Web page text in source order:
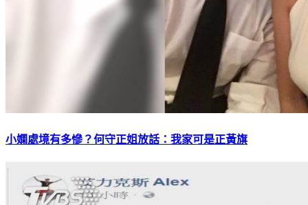
小嫻處境有多慘？何守正姐放話：我家可是正黃旗